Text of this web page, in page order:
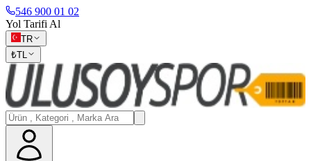
546 900 01 02
Yol Tarifi Al
TR
₺TL